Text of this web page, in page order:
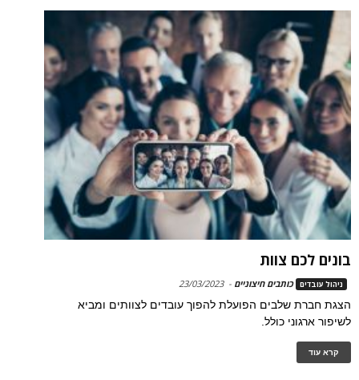
בונים לכם צוות
ניהול עובדים כותבים חיצוניים -
23/03/2023
הצגת חברת שלבים הפועלת להפוך עובדים לצוותים ומביא
לשיפור ארגוני כולל.
קרא עוד